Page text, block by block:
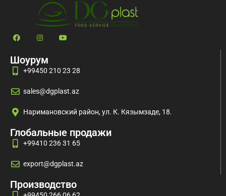
Шоурум
+99450 210 23 28
sales@dgplast.az
Наримановский район, ул. К. Кязымзаде, 18.
Глобальные продажи
+99410 236 31 65
export@dgplast.az
Производство